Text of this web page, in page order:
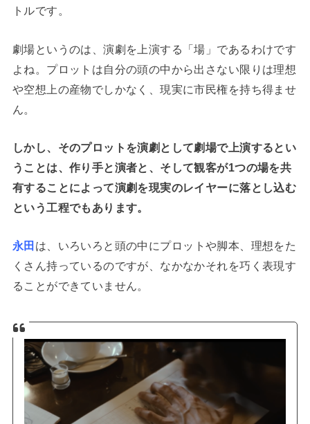
トルです。
劇場というのは、演劇を上演する「場」であるわけです
よね。プロットは自分の頭の中から出さない限りは理想
や空想上の産物でしかなく、現実に市民権を持ち得ませ
ん。
しかし、そのプロットを演劇として劇場で上演するとい
うことは、作り手と演者と、そして観客が1つの場を共
有することによって演劇を現実のレイヤーに落とし込む
という工程でもあります。
永田 は、いろいろと頭の中にプロットや脚本、理想をた
くさん持っているのですが、なかなかそれを巧く表現す
ることができていません。